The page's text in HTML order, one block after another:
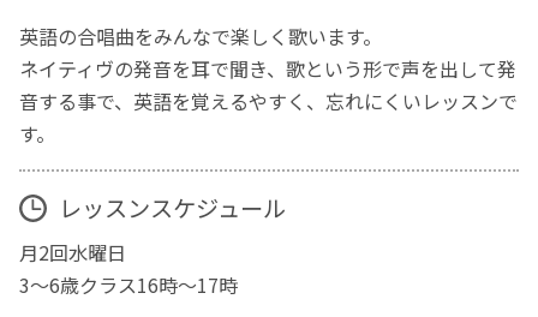
英語の合唱曲をみんなで楽しく歌います。
ネイティヴの発音を耳で聞き、歌という形で声を出して発
音する事で、英語を覚えるやすく、忘れにくいレッスンで
す。
レッスンスケジュール
月2回水曜日
3〜6歳クラス16時〜17時